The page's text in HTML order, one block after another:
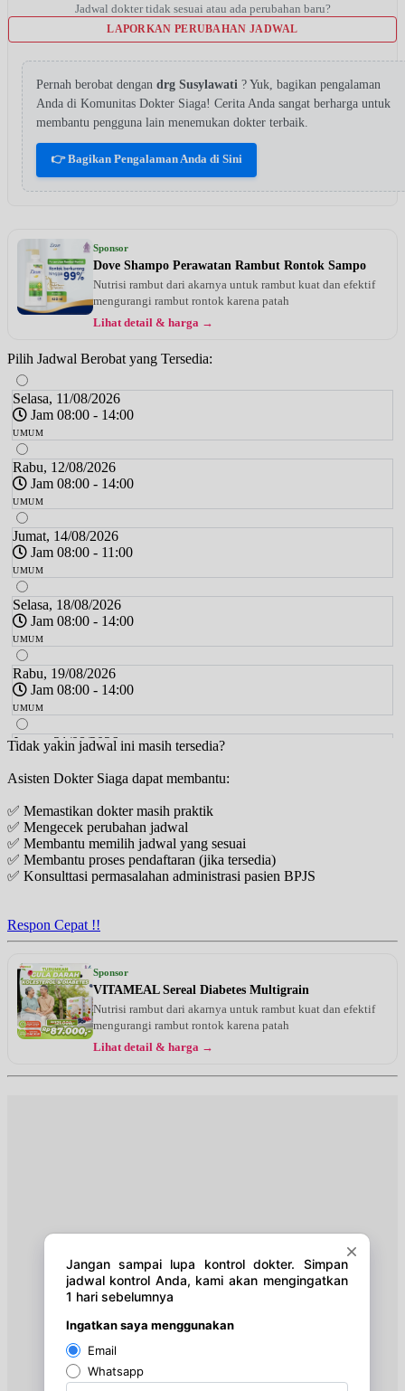
Jadwal dokter tidak sesuai atau ada perubahan baru?
LAPORKAN PERUBAHAN JADWAL
Pernah berobat dengan drg Susylawati ? Yuk, bagikan pengalaman
Anda di Komunitas Dokter Siaga! Cerita Anda sangat berharga untuk
membantu pengguna lain menemukan dokter terbaik.
👉 Bagikan Pengalaman Anda di Sini
Sponsor
Dove Shampo Perawatan Rambut Rontok Sampo
Nutrisi rambut dari akarnya untuk rambut kuat dan efektif
mengurangi rambut rontok karena patah
Lihat detail & harga →
Pilih Jadwal Berobat yang Tersedia:
Selasa, 11/08/2026
Jam 08:00 - 14:00
UMUM
Rabu, 12/08/2026
Jam 08:00 - 14:00
UMUM
Jumat, 14/08/2026
Jam 08:00 - 11:00
UMUM
Selasa, 18/08/2026
Jam 08:00 - 14:00
UMUM
Rabu, 19/08/2026
Jam 08:00 - 14:00
UMUM
Jumat, 21/08/2026
Jam 08:00 - 11:00
UMUM
Selasa, 25/08/2026
Jam 08:00 - 14:00
UMUM
Rabu, 26/08/2026
Jam 08:00 - 11:00
UMUM
Selasa, 01/09/2026
Jam 08:00 - 14:00
Tidak yakin jadwal ini masih tersedia?
Asisten Dokter Siaga dapat membantu:
✅ Memastikan dokter masih praktik
✅ Mengecek perubahan jadwal
✅ Membantu memilih jadwal yang sesuai
✅ Membantu proses pendaftaran (jika tersedia)
✅ Konsulttasi permasalahan administrasi pasien BPJS
Respon Cepat !!
Sponsor
VITAMEAL Sereal Diabetes Multigrain
Nutrisi rambut dari akarnya untuk rambut kuat dan efektif
mengurangi rambut rontok karena patah
Lihat detail & harga →